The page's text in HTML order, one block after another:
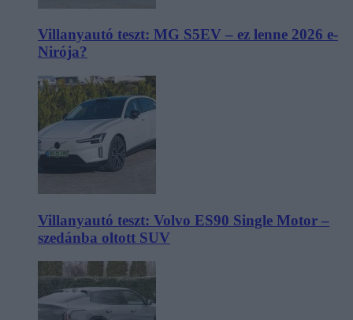
Villanyautó teszt: MG S5EV – ez lenne 2026 e-
Nirója?
Villanyautó teszt: Volvo ES90 Single Motor –
szedánba oltott SUV